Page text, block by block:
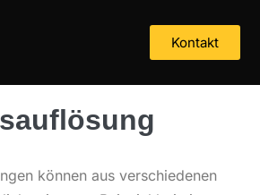
Kontakt
können aus verschiedenen